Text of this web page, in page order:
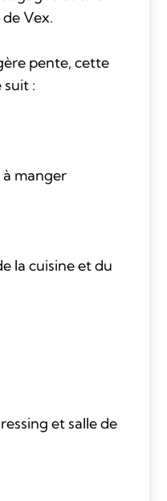
Vex.
pente, cette
suit :
à manger
la cuisine et du
et salle de